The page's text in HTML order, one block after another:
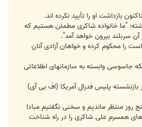
بازداشت او را تأييد نکرده اند.
"ما خانواده شاکری مطمئن هستيم که
سربلند بیرون خواهد آمد".
را محکوم کرده و خواهان آزادی آنان
وابسته به سازمانهای اطلاعاتی
بازنشسته پليس فدرال آمريکا (اف بی آی)
بودند: "در اين بيست و پنج روز منتظر ماندیم و سخنی نگفتیم مبادا
همسرم علی شاکری را در راه شناخت